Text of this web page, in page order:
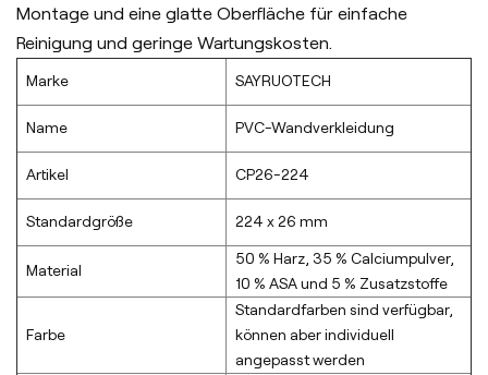
Montage und eine glatte Oberfläche für einfache
Reinigung und geringe Wartungskosten.
Marke SAYRUOTECH
Name PVC-Wandverkleidung
Artikel CP26-224
Standardgröße 224 x 26 mm
Material
50 % Harz, 35 % Calciumpulver,
10 % ASA und 5 % Zusatzstoffe
Farbe
Standardfarben sind verfügbar,
können aber individuell
angepasst werden